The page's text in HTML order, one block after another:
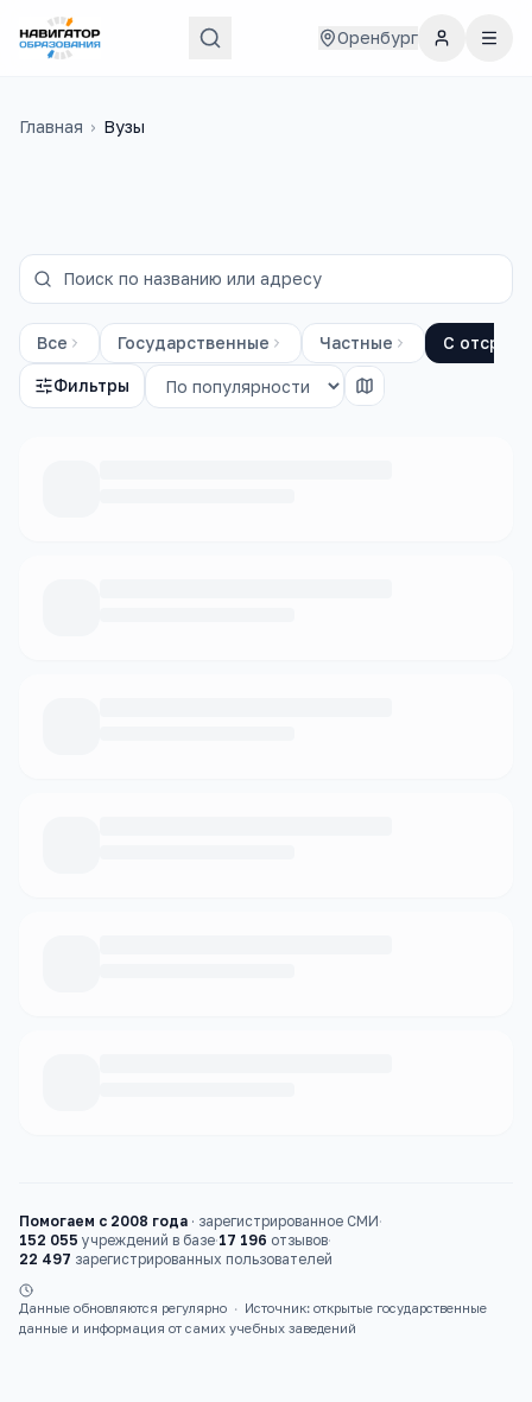
Оренбург
Главная › Вузы
Все Государственные Частные С
Фильтры
Помогаем с 2008 года · зарегистрированное СМИ·
152 055 учреждений в базе·17 196 отзывов·
22 497 зарегистрированных пользователей
Данные обновляются регулярно ·
Источник: открытые государственные
данные и информация от самих учебных заведений